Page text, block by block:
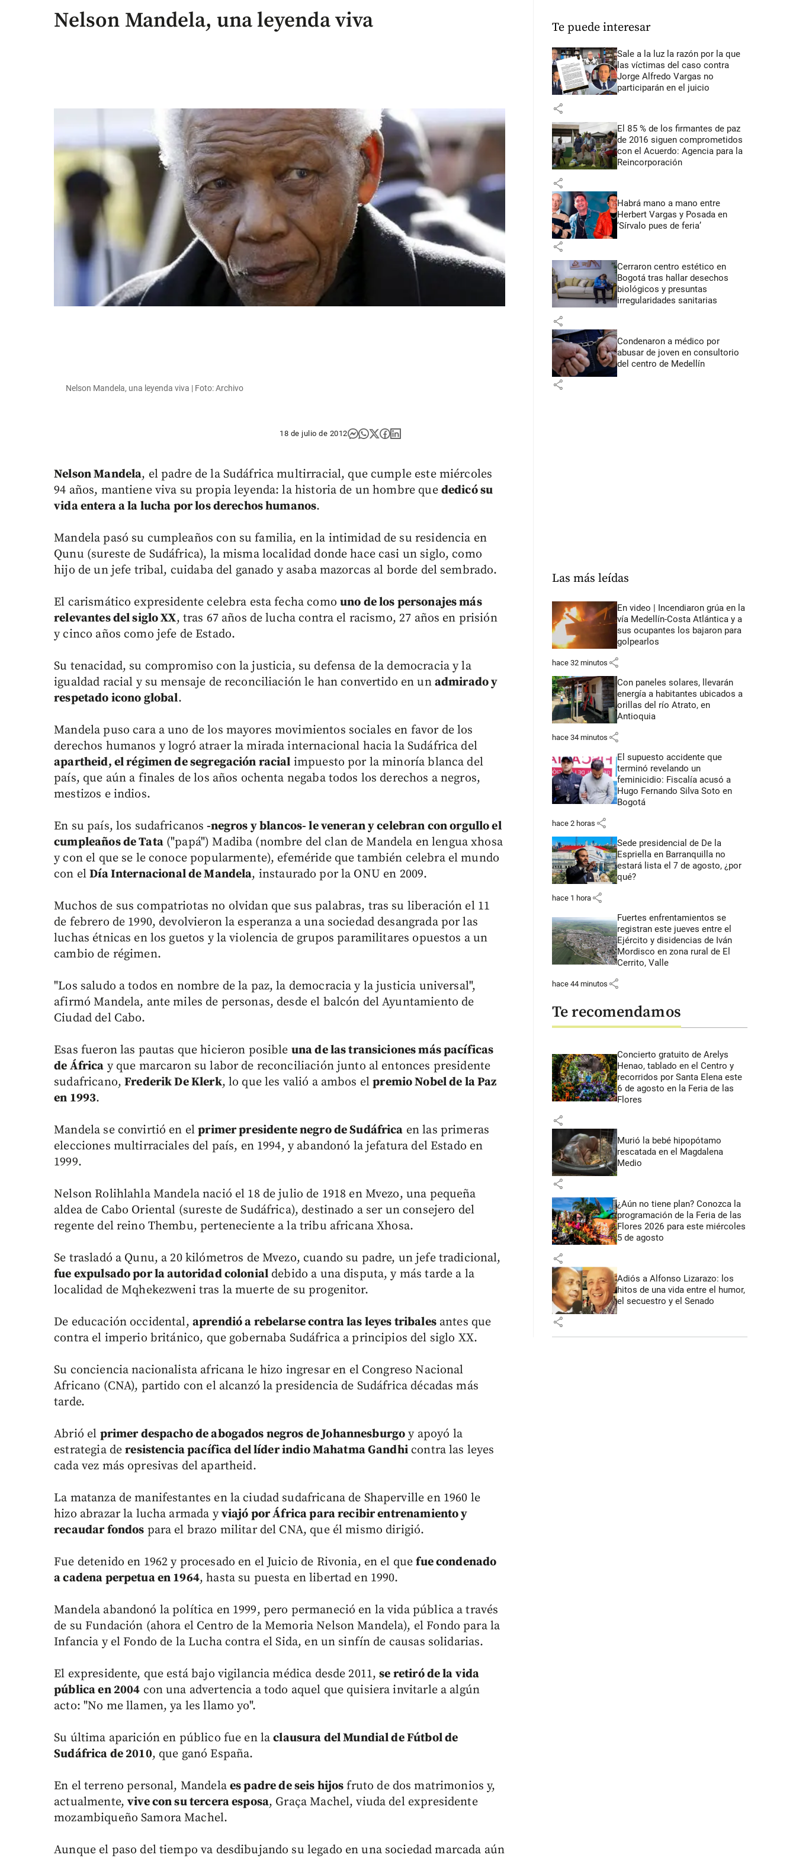
Nelson Mandela, una leyenda viva
Nelson Mandela, una leyenda viva | Foto: Archivo
18 de julio de 2012
Nelson Mandela, el padre de la Sudáfrica multirracial, que cumple este miércoles
94 años, mantiene viva su propia leyenda: la historia de un hombre que dedicó su
vida entera a la lucha por los derechos humanos.
Mandela pasó su cumpleaños con su familia, en la intimidad de su residencia en
Qunu (sureste de Sudáfrica), la misma localidad donde hace casi un siglo, como
hijo de un jefe tribal, cuidaba del ganado y asaba mazorcas al borde del sembrado.
El carismático expresidente celebra esta fecha como uno de los personajes más
relevantes del siglo XX, tras 67 años de lucha contra el racismo, 27 años en prisión
y cinco años como jefe de Estado.
Su tenacidad, su compromiso con la justicia, su defensa de la democracia y la
igualdad racial y su mensaje de reconciliación le han convertido en un admirado y
respetado icono global.
Mandela puso cara a uno de los mayores movimientos sociales en favor de los
derechos humanos y logró atraer la mirada internacional hacia la Sudáfrica del
apartheid, el régimen de segregación racial impuesto por la minoría blanca del
país, que aún a finales de los años ochenta negaba todos los derechos a negros,
mestizos e indios.
En su país, los sudafricanos -negros y blancos- le veneran y celebran con orgullo el
cumpleaños de Tata("papá") Madiba (nombre del clan de Mandela en lengua xhosa
y con el que se le conoce popularmente), efeméride que también celebra el mundo
con elDía Internacional de Mandela, instaurado por la ONU en 2009.
Muchos de sus compatriotas no olvidan que sus palabras, tras su liberación el 11
de febrero de 1990, devolvieron la esperanza a una sociedad desangrada por las
luchas étnicas en los guetos y la violencia de grupos paramilitares opuestos a un
cambio de régimen.
"Los saludo a todos en nombre de la paz, la democracia y la justicia universal",
afirmó Mandela, ante miles de personas, desde el balcón del Ayuntamiento de
Ciudad del Cabo.
Esas fueron las pautas que hicieron posible una de las transiciones más pacíficas
de África y que marcaron su labor de reconciliación junto al entonces presidente
sudafricano,Frederik De Klerk, lo que les valió a ambos elpremio Nobel de la Paz
en 1993.
Mandela se convirtió en elprimer presidente negro de Sudáfrica en las primeras
elecciones multirraciales del país, en 1994, y abandonó la jefatura del Estado en
1999.
Nelson Rolihlahla Mandela nació el 18 de julio de 1918 en Mvezo, una pequeña
aldea de Cabo Oriental (sureste de Sudáfrica), destinado a ser un consejero del
regente del reino Thembu, perteneciente a la tribu africana Xhosa.
Se trasladó a Qunu, a 20 kilómetros de Mvezo, cuando su padre, un jefe tradicional,
fue expulsado por la autoridad colonial debido a una disputa, y más tarde a la
localidad de Mqhekezweni tras la muerte de su progenitor.
De educación occidental, aprendió a rebelarse contra las leyes tribalesantes que
contra el imperio británico, que gobernaba Sudáfrica a principios del siglo XX.
Su conciencia nacionalista africana le hizo ingresar en el Congreso Nacional
Africano (CNA), partido con el alcanzó la presidencia de Sudáfrica décadas más
tarde.
Abrió el primer despacho de abogados negros de Johannesburgo y apoyó la
estrategia deresistencia pacífica del líder indio Mahatma Gandhicontra las leyes
cada vez más opresivas del apartheid.
La matanza de manifestantes en la ciudad sudafricana de Shaperville en 1960 le
hizo abrazar la lucha armada yviajó por África para recibir entrenamiento y
recaudar fondos para el brazo militar del CNA, que él mismo dirigió.
Fue detenido en 1962 y procesado en el Juicio de Rivonia, en el quefue condenado
a cadena perpetua en 1964, hasta su puesta en libertad en 1990.
Mandela abandonó la política en 1999, pero permaneció en la vida pública a través
de su Fundación (ahora el Centro de la Memoria Nelson Mandela), el Fondo para la
Infancia y el Fondo de la Lucha contra el Sida, en un sinfín de causas solidarias.
El expresidente, que está bajo vigilancia médica desde 2011,se retiró de la vida
pública en 2004 con una advertencia a todo aquel que quisiera invitarle a algún
acto: "No me llamen, ya les llamo yo".
Su última aparición en público fue en laclausura del Mundial de Fútbol de
Sudáfrica de 2010, que ganó España.
En el terreno personal, Mandela es padre de seis hijos fruto de dos matrimonios y,
actualmente,vive con su tercera esposa, Graça Machel, viuda del expresidente
mozambiqueño Samora Machel.
Aunque el paso del tiempo va desdibujando su legado en una sociedad marcada aún
Te puede interesar
Sale a la luz la razón por la que
las víctimas del caso contra
Jorge Alfredo Vargas no
participarán en el juicio
share
El 85 % de los firmantes de paz
de 2016 siguen comprometidos
con el Acuerdo: Agencia para la
Reincorporación
share
Habrá mano a mano entre
Herbert Vargas y Posada en
‘Sírvalo pues de feria’
share
Cerraron centro estético en
Bogotá tras hallar desechos
biológicos y presuntas
irregularidades sanitarias
share
Condenaron a médico por
abusar de joven en consultorio
del centro de Medellín
share
Las más leídas
En video | Incendiaron grúa en la
vía Medellín-Costa Atlántica y a
sus ocupantes los bajaron para
golpearlos
hace 32 minutos share
Con paneles solares, llevarán
energía a habitantes ubicados a
orillas del río Atrato, en
Antioquia
hace 34 minutos share
El supuesto accidente que
terminó revelando un
feminicidio: Fiscalía acusó a
Hugo Fernando Silva Soto en
Bogotá
hace 2 horas share
Sede presidencial de De la
Espriella en Barranquilla no
estará lista el 7 de agosto, ¿por
qué?
hace 1 hora share
Fuertes enfrentamientos se
registran este jueves entre el
Ejército y disidencias de Iván
Mordisco en zona rural de El
Cerrito, Valle
hace 44 minutos share
Te recomendamos
Concierto gratuito de Arelys
Henao, tablado en el Centro y
recorridos por Santa Elena este
6 de agosto en la Feria de las
Flores
share
Murió la bebé hipopótamo
rescatada en el Magdalena
Medio
share
¿Aún no tiene plan? Conozca la
programación de la Feria de las
Flores 2026 para este miércoles
5 de agosto
share
Adiós a Alfonso Lizarazo: los
hitos de una vida entre el humor,
el secuestro y el Senado
share